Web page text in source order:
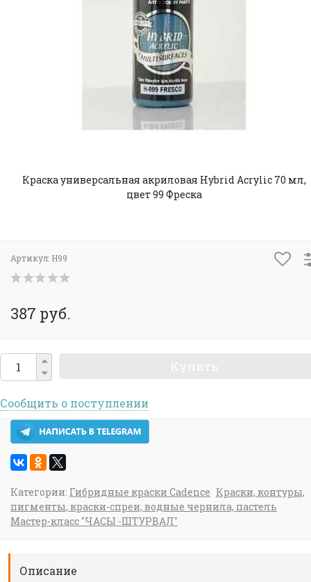
Краска универсальная акриловая Hybrid Acrylic 70 мл,
цвет 99 Фреска
Артикул: H99
387 руб.
Сообщить о поступлении
Категории: Гибридные краски Cadence Краски, контуры,
пигменты, краски-спреи, водные чернила, пастель
Мастер-класс "ЧАСЫ -ШТУРВАЛ"
Описание